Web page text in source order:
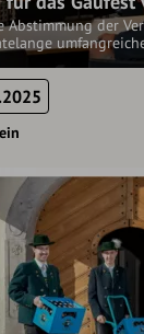
Abstimmung der